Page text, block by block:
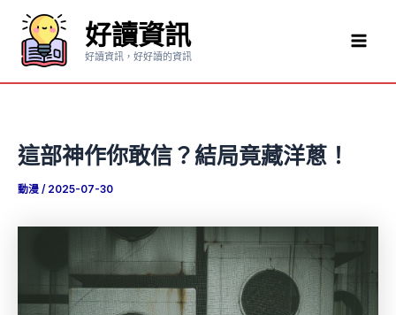
要
好讀資訊
好讀資訊，好好讀的資訊
這部神作你敢信？結局竟藏洋蔥！
動漫 / 2025-07-30